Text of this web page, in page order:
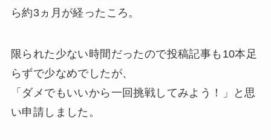
ら約3ヵ月が経ったころ。
限られた少ない時間だったので投稿記事も10本足
らずで少なめでしたが、
「ダメでもいいから一回挑戦してみよう！」と思
い申請しました。